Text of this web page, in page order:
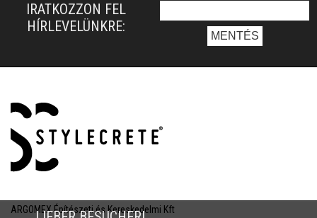
IRATKOZZON FEL
HÍRLEVELÜNKRE:
ARGOMEX Építészeti és Kereskedelmi Kft